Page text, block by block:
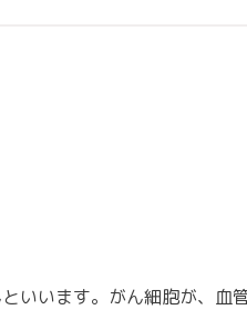
いいます。がん細胞が、血